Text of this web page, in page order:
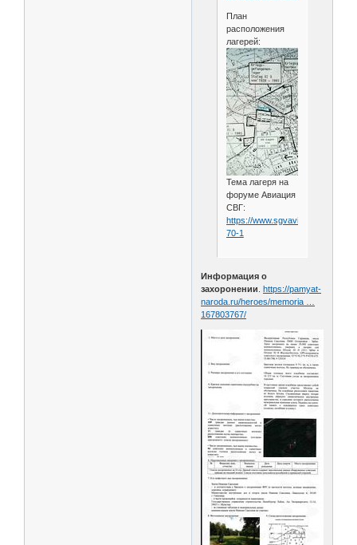
План
расположения
лагерей:
Тема лагеря на
форуме Авиация
СВГ:
https://www.sgvavia.ru/forum/
70-1
Информация о
захоронении .https://pamyat-
naroda.ru/heroes/memoria …
167803767/